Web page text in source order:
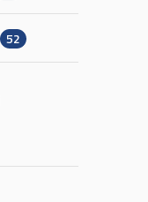
52